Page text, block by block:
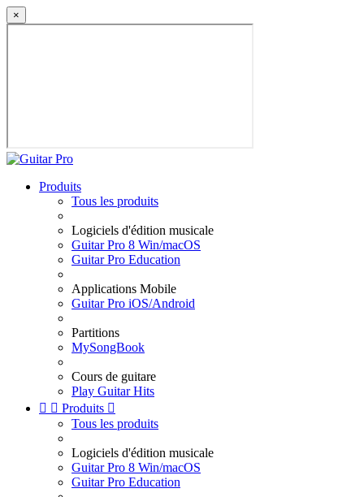
×
Produits
Tous les produits
Logiciels d'édition musicale
Guitar Pro 8 Win/macOS
Guitar Pro Education
Applications Mobile
Guitar Pro iOS/Android
Partitions
MySongBook
Cours de guitare
Play Guitar Hits
  Produits 
Tous les produits
Logiciels d'édition musicale
Guitar Pro 8 Win/macOS
Guitar Pro Education